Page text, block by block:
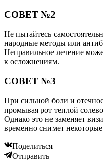
СОВЕТ №2
Не пытайтесь
народные методы или
Неправильное лечение
к осложнениям.
СОВЕТ №3
При сильной боли и
промывая рот теплой
Однако это не заменяет
временно снимет
Поделиться
Отправить